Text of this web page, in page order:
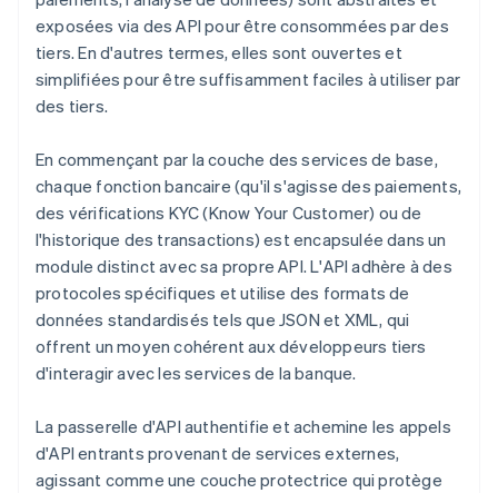
exposées via des API pour être consommées par des
tiers. En d'autres termes, elles sont ouvertes et
simplifiées pour être suffisamment faciles à utiliser par
des tiers.
En commençant par la couche des services de base,
chaque fonction bancaire (qu'il s'agisse des paiements,
des vérifications KYC (Know Your Customer) ou de
l'historique des transactions) est encapsulée dans un
module distinct avec sa propre API. L'API adhère à des
protocoles spécifiques et utilise des formats de
données standardisés tels que JSON et XML, qui
offrent un moyen cohérent aux développeurs tiers
d'interagir avec les services de la banque.
La passerelle d'API authentifie et achemine les appels
d'API entrants provenant de services externes,
agissant comme une couche protectrice qui protège